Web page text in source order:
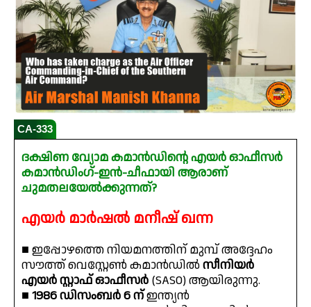
CA-333
ദക്ഷിണ വ്യോമ കമാൻഡിന്റെ എയർ ഓഫീസർ
കമാൻഡിംഗ്-ഇൻ-ചീഫായി ആരാണ്
ചുമതലയേൽക്കുന്നത്?
എയർ മാർഷൽ മനീഷ് ഖന്ന
■ ഇപ്പോഴത്തെ നിയമനത്തിന് മുമ്പ് അദ്ദേഹം
സൗത്ത് വെസ്റ്റേൺ കമാൻഡിൽ സീനിയർ
എയർ സ്റ്റാഫ് ഓഫീസർ (SASO) ആയിരുന്നു.
■ 1986 ഡിസംബർ 6 ന്ഇന്ത്യൻ